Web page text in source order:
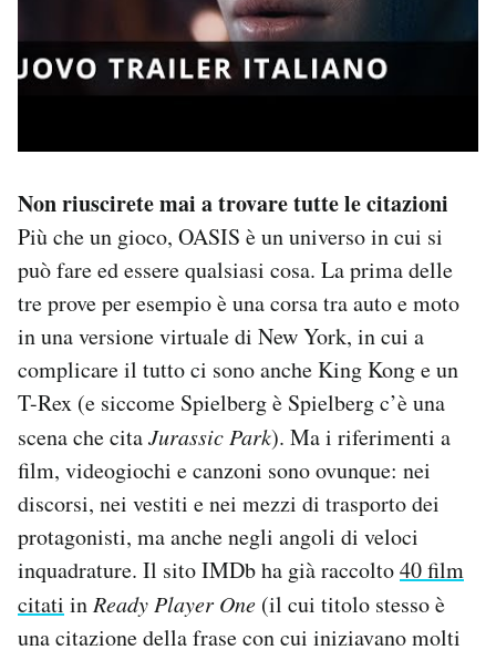
Non riuscirete mai a trovare tutte le citazioni
Più che un gioco, OASIS è un universo in cui si
può fare ed essere qualsiasi cosa. La prima delle
tre prove per esempio è una corsa tra auto e moto
in una versione virtuale di New York, in cui a
complicare il tutto ci sono anche King Kong e un
T-Rex (e siccome Spielberg è Spielberg c’è una
scena che citaJurassic Park). Ma i riferimenti a
film, videogiochi e canzoni sono ovunque: nei
discorsi, nei vestiti e nei mezzi di trasporto dei
protagonisti, ma anche negli angoli di veloci
inquadrature. Il sito IMDb ha già raccolto40 film
citati inReady Player One (il cui titolo stesso è
una citazione della frase con cui iniziavano molti